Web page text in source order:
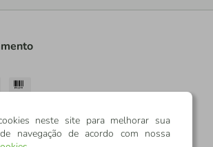
PJ
neste site para melhorar sua
navegação de acordo com nossa